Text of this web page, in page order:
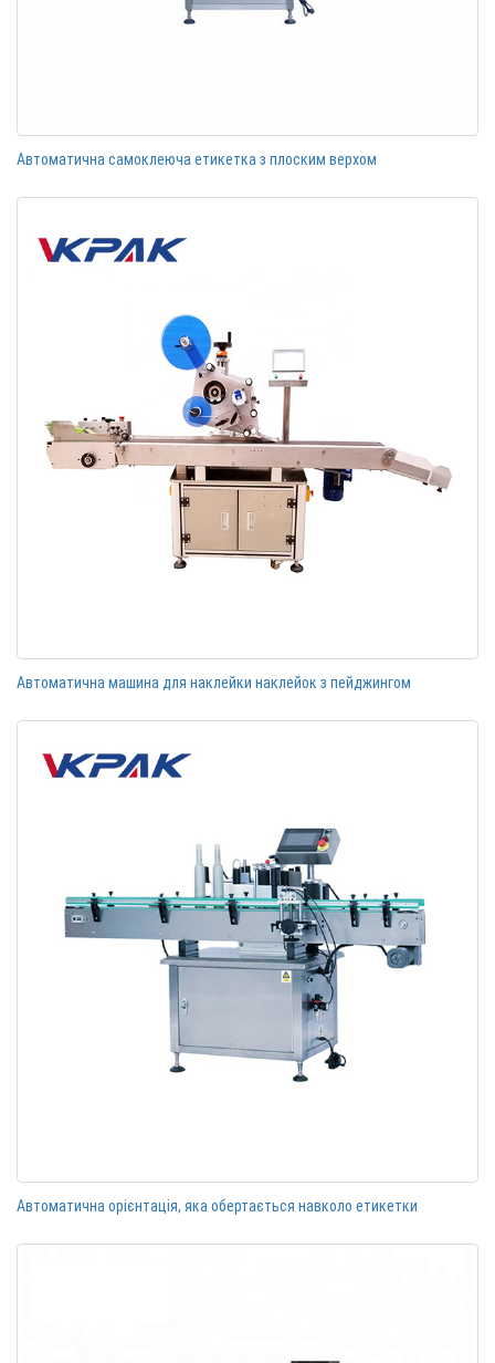
Автоматична самоклеюча етикетка з плоским верхом
Автоматична машина для наклейки наклейок з пейджингом
Автоматична орієнтація, яка обертається навколо етикетки